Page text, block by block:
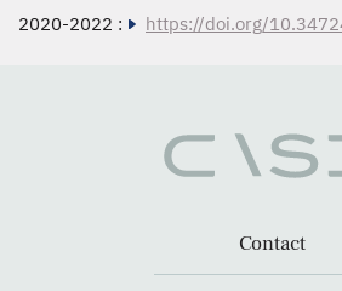
2020-2022 : https://doi.org/
Contact